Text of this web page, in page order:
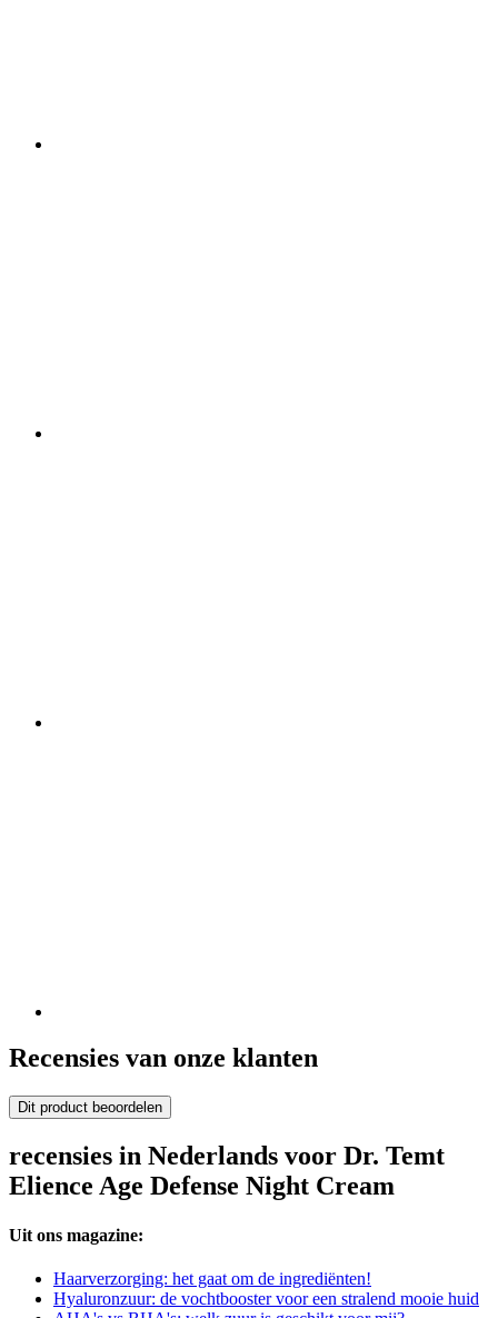
Recensies van onze klanten
Dit product beoordelen
recensies in Nederlands voor Dr. Temt
Elience Age Defense Night Cream
Uit ons magazine:
Haarverzorging: het gaat om de ingrediënten!
Hyaluronzuur: de vochtbooster voor een stralend mooie huid